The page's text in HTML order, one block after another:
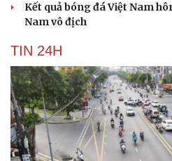
Kết quả bóng đá Việt Nam
Nam vô địch
TIN 24H